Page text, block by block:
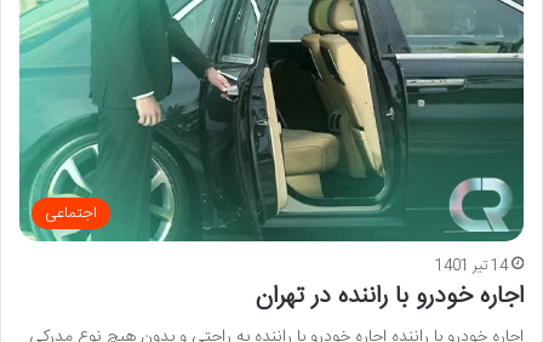
اجتماعی
14 تیر 1401
اجاره خودرو با راننده در تهران